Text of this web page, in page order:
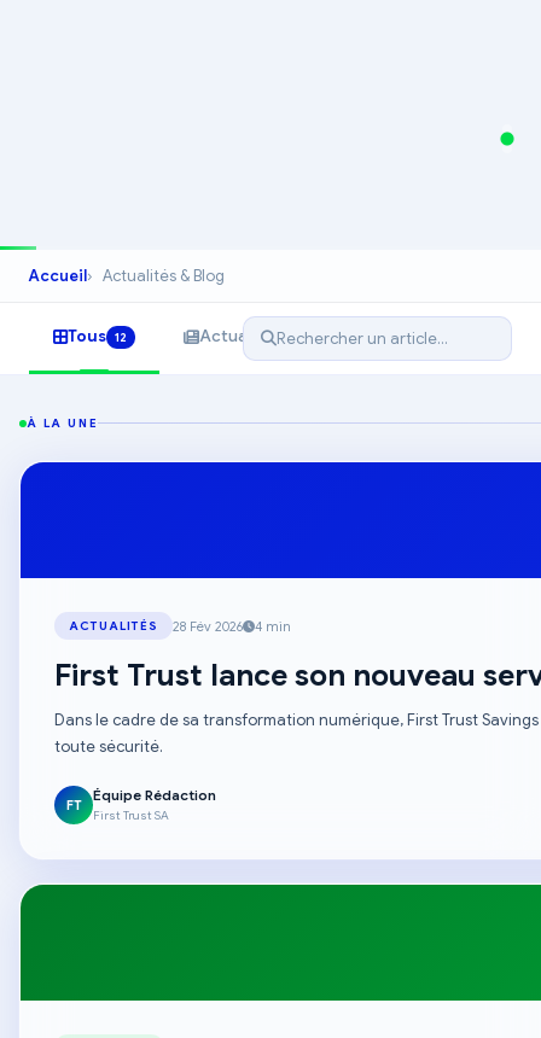
Accueil Actualités & Blog
Tous 12 Actualités 2 Finance
À LA UNE
ACTUALITÉS 28 Fév 2026 4 min
First Trust lance son nouveau
Dans le cadre de sa transformation numérique, First Trust
toute sécurité.
FT
Équipe Rédaction
First Trust SA